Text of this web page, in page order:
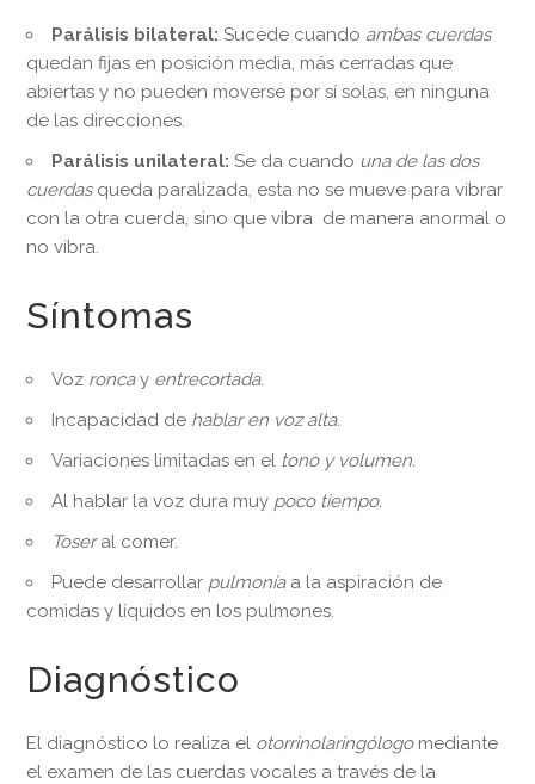
Parálisis bilateral: Sucede cuando ambas cuerdas
quedan fijas en posición media, más cerradas que
abiertas y no pueden moverse por sí solas, en ninguna
de las direcciones.
Parálisis unilateral: Se da cuando una de las dos
cuerdasqueda paralizada, esta no se mueve para vibrar
con la otra cuerda, sino que vibra de manera anormal o
no vibra.
Síntomas
Voz roncay entrecortada.
Incapacidad de hablar en voz alta.
Variaciones limitadas en el tono y volumen.
Al hablar la voz dura muy poco tiempo.
Toseral comer.
Puede desarrollar pulmoníaa la aspiración de
comidas y líquidos en los pulmones.
Diagnóstico
El diagnóstico lo realiza el otorrinolaringólogomediante
el examen de las cuerdas vocales a través de la